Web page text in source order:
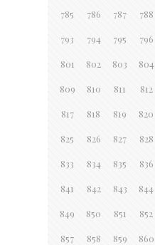
785 786 787 788
793 794 795 796
801 802 803 804
809 810 811 812
817 818 819 820
825 826 827 828
833 834 835 836
841 842 843 844
849 850 851 852
857 858 859 860